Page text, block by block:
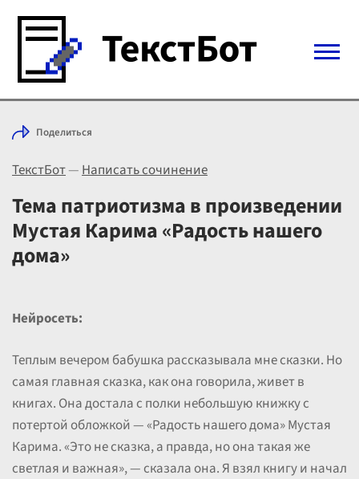
Войти с Telegram
Выбрать режим
Цены
Поделиться
ТекстБот—Написать сочинение
Тема патриотизма в произведении
Мустая Карима «Радость нашего
дома»
Нейросеть:
Теплым вечером бабушка рассказывала мне сказки. Но
самая главная сказка, как она говорила, живет в
книгах. Она достала с полки небольшую книжку с
потертой обложкой — «Радость нашего дома» Мустая
Карима. «Это не сказка, а правда, но она такая же
светлая и важная», — сказала она. Я взял книгу и начал